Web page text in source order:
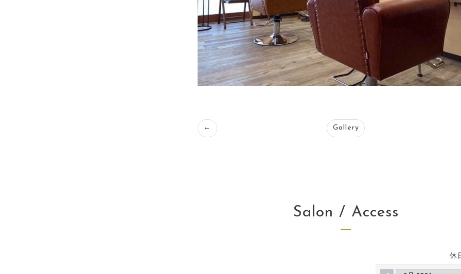
← Gallery
Salon / Access
休